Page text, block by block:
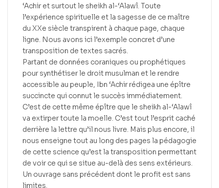
‘Achir et surtout le sheikh al-‘Alawî. Toute
l’expérience spirituelle et la sagesse de ce maître
du XXe siècle transpirent à chaque page, chaque
ligne. Nous avons ici l’exemple concret d’une
transposition de textes sacrés.
Partant de données coraniques ou prophétiques
pour synthétiser le droit musulman et le rendre
accessible au peuple, Ibn ‘Achir rédigea une épître
succincte qui connut le succès immédiatement.
C’est de cette même épître que le sheikh al-‘Alawî
va extirper toute la moelle. C’est tout l’esprit caché
derrière la lettre qu’il nous livre. Mais plus encore, il
nous enseigne tout au long des pages la pédagogie
de cette science qu’est la transposition permettant
de voir ce qui se situe au-delà des sens extérieurs.
Un ouvrage sans précédent dont le profit est sans
limites.